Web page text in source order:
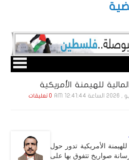
للهيمنة الأمريكية
0 تعليقات
الأمريكية تدور حول
صواريخ تتفوق بها على